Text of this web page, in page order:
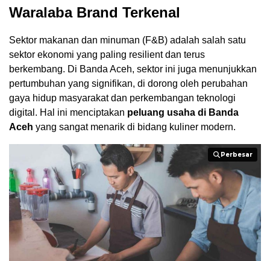
Waralaba Brand Terkenal
Sektor makanan dan minuman (F&B) adalah salah satu
sektor ekonomi yang paling resilient dan terus
berkembang. Di Banda Aceh, sektor ini juga menunjukkan
pertumbuhan yang signifikan, di dorong oleh perubahan
gaya hidup masyarakat dan perkembangan teknologi
digital. Hal ini menciptakan peluang usaha di Banda
Aceh yang sangat menarik di bidang kuliner modern.
Perbesar
Perbesar